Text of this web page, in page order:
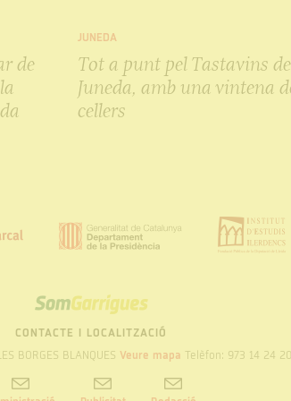
de
JUNEDA
Tot a punt pel Tastavins de
Juneda, amb una vintena
cellers
SOM
GARRIGUES
CONTACTE I LOCALITZACIÓ
BORGES BLANQUES Veure mapa Telèfon: 973 14 24 20